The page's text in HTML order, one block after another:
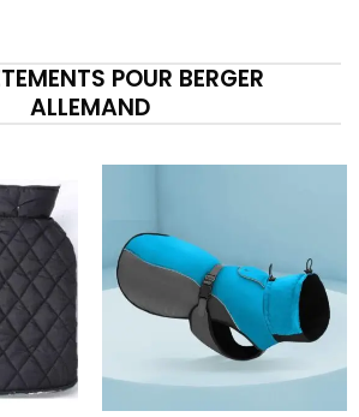
100€
POUR BERGER
ALLEMAND